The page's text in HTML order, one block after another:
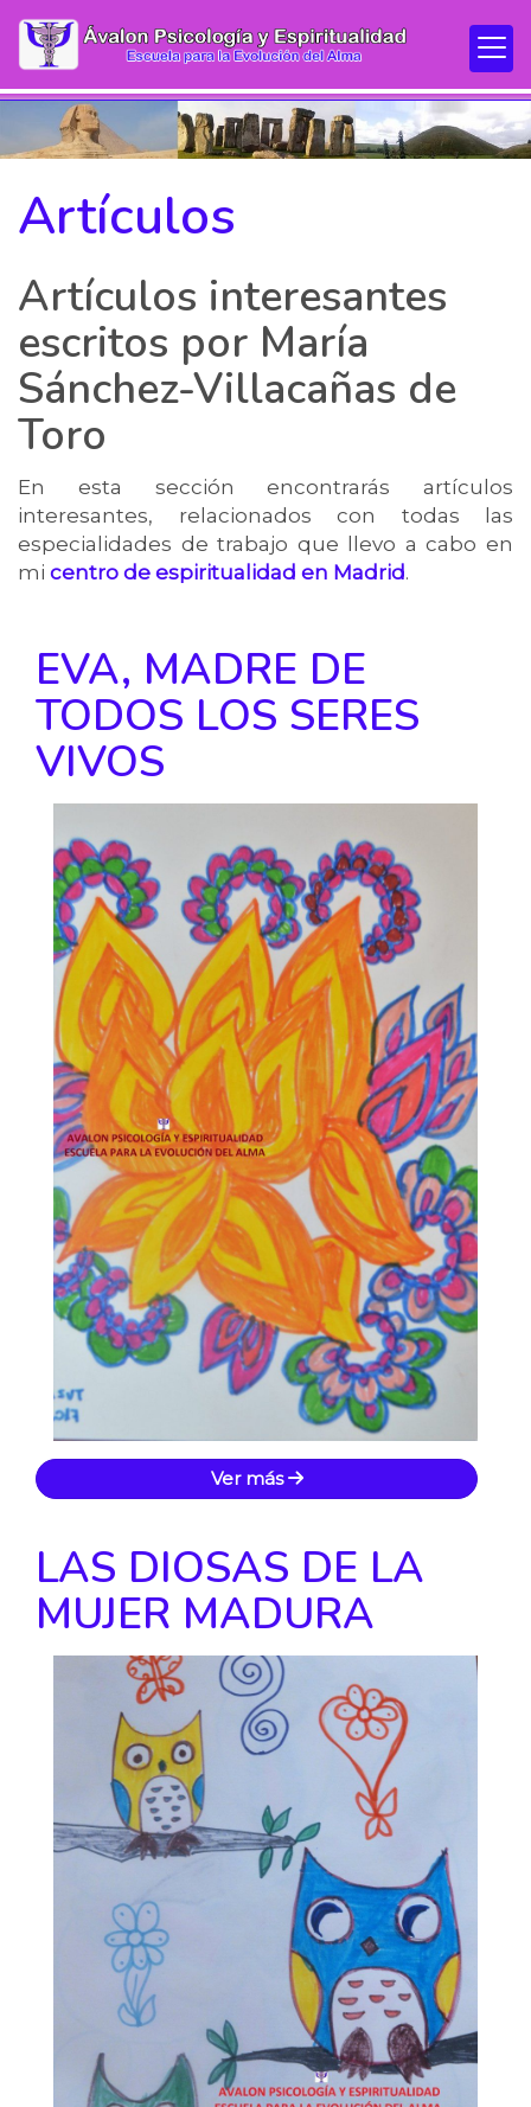
Artículos
Artículos interesantes
escritos por María
Sánchez-Villacañas de
Toro
En esta sección encontrarás artículos
interesantes, relacionados con todas las
especialidades de trabajo que llevo a cabo en
mi centro de espiritualidad en Madrid.
EVA, MADRE DE
TODOS LOS SERES
VIVOS
Ver más
LAS DIOSAS DE LA
MUJER MADURA